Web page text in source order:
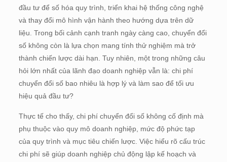
đầu tư để số hóa quy trình, triển khai hệ thống công nghệ
và thay đổi mô hình vận hành theo hướng dựa trên dữ
liệu. Trong bối cảnh cạnh tranh ngày càng cao, chuyển đổi
số không còn là lựa chọn mang tính thử nghiệm mà trở
thành chiến lược dài hạn. Tuy nhiên, một trong những câu
hỏi lớn nhất của lãnh đạo doanh nghiệp vẫn là: chi phí
chuyển đổi số bao nhiêu là hợp lý và làm sao để tối ưu
hiệu quả đầu tư?
Thực tế cho thấy, chi phí chuyển đổi số không cố định mà
phụ thuộc vào quy mô doanh nghiệp, mức độ phức tạp
của quy trình và mục tiêu chiến lược. Việc hiểu rõ cấu trúc
chi phí sẽ giúp doanh nghiệp chủ động lập kế hoạch và